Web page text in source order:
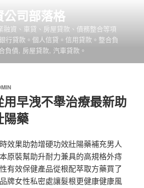
公司部落格
融資、車貸、房屋貸款、債務整合等項
行貸款。個人信貸。信用貸款。整合負
負債, 房屋貸款, 汽車貸款。
早洩不舉治療最新助
陽藥
效果助勃增硬功效壯陽藥補充男人
原裝幫助升耐力兼具的高規格外痔
有效保健產品從根配萃取方藥買了
牌女性私密處讓髮根更健康健康風